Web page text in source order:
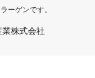
ーゲンです。
業株式会社